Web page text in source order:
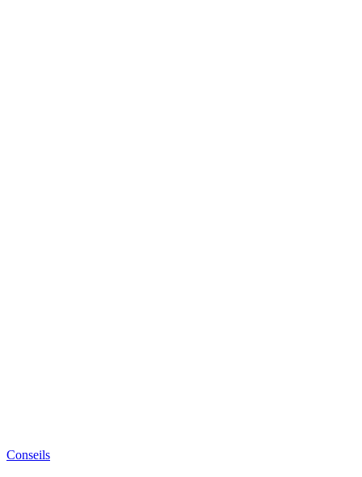
Conseils